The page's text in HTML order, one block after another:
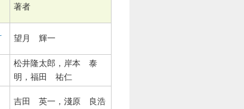
著者
望月 輝一
松井隆太郎，岸本 泰
明，福田 祐仁
吉田 英一，淺原 良浩